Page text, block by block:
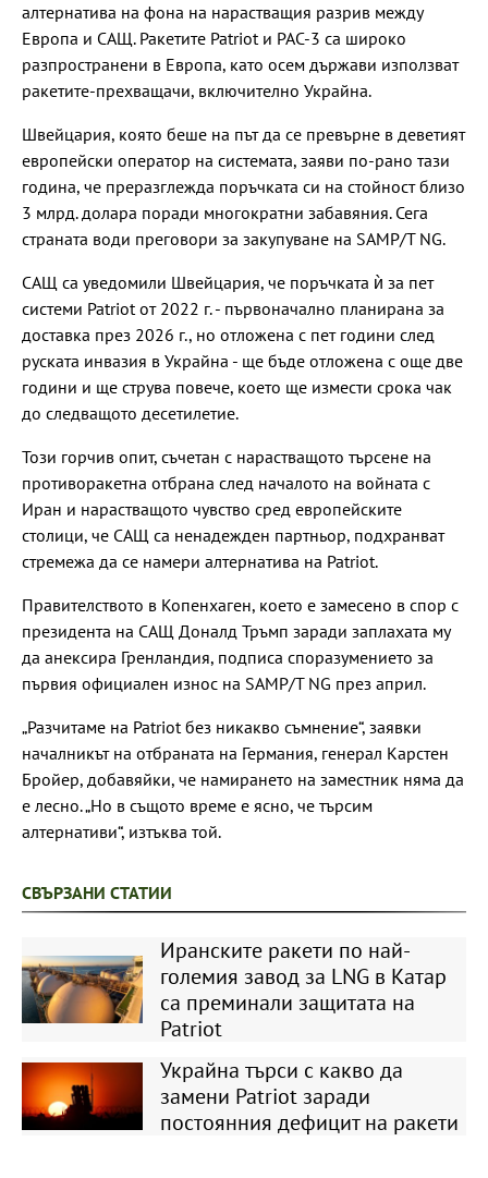
алтернатива на фона на нарастващия разрив между
Европа и САЩ. Ракетите Patriot и PAC-3 са широко
разпространени в Европа, като осем държави използват
ракетите-прехващачи, включително Украйна.
Швейцария, която беше на път да се превърне в деветият
европейски оператор на системата, заяви по-рано тази
година, че преразглежда поръчката си на стойност близо
3 млрд. долара поради многократни забавяния. Сега
страната води преговори за закупуване на SAMP/T NG.
САЩ са уведомили Швейцария, че поръчката ѝ за пет
системи Patriot от 2022 г. - първоначално планирана за
доставка през 2026 г., но отложена с пет години след
руската инвазия в Украйна - ще бъде отложена с още две
години и ще струва повече, което ще измести срока чак
до следващото десетилетие.
Този горчив опит, съчетан с нарастващото търсене на
противоракетна отбрана след началото на войната с
Иран и нарастващото чувство сред европейските
столици, че САЩ са ненадежден партньор, подхранват
стремежа да се намери алтернатива на Patriot.
Правителството в Копенхаген, което е замесено в спор с
президента на САЩ Доналд Тръмп заради заплахата му
да анексира Гренландия, подписа споразумението за
първия официален износ на SAMP/T NG през април.
„Разчитаме на Patriot без никакво съмнение“, заявки
началникът на отбраната на Германия, генерал Карстен
Бройер, добавяйки, че намирането на заместник няма да
е лесно. „Но в същото време е ясно, че търсим
алтернативи“, изтъква той.
СВЪРЗАНИ СТАТИИ
Иранските ракети по най-
големия завод за LNG в Катар
са преминали защитата на
Patriot
Украйна търси с какво да
замени Patriot заради
постоянния дефицит на ракети